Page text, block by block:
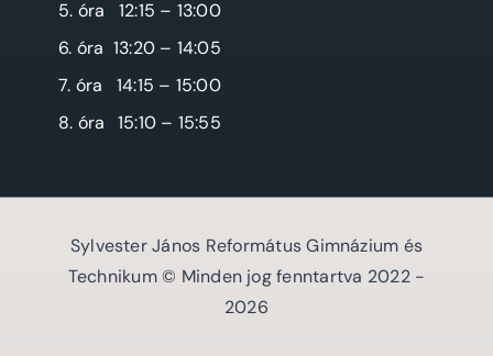
5. óra
12:15 – 13:00
6. óra 13:20 – 14:05
7. óra
14:15 – 15:00
8. óra
15:10 – 15:55
Sylvester János Református Gimnázium és
Technikum © Minden jog fenntartva 2022 -
2026